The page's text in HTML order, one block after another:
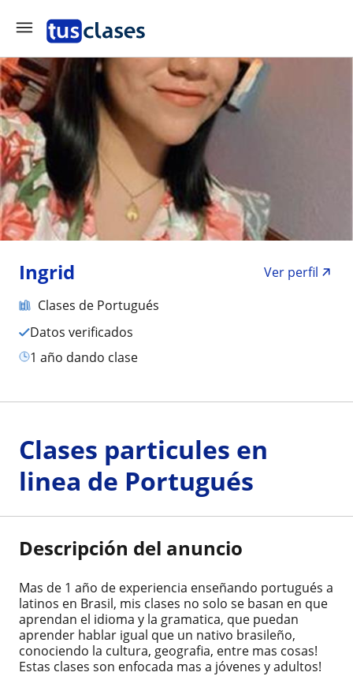
Ingrid
Ver perfil
Clases de Portugués
Datos verificados
1 año dando clase
Clases particules en
linea de Portugués
Descripción del anuncio
Mas de 1 año de experiencia enseñando portugués a
latinos en Brasil, mis clases no solo se basan en que
aprendan el idioma y la gramatica, que puedan
aprender hablar igual que un nativo brasileño,
conociendo la cultura, geografia, entre mas cosas!
Estas clases son enfocada mas a jóvenes y adultos!